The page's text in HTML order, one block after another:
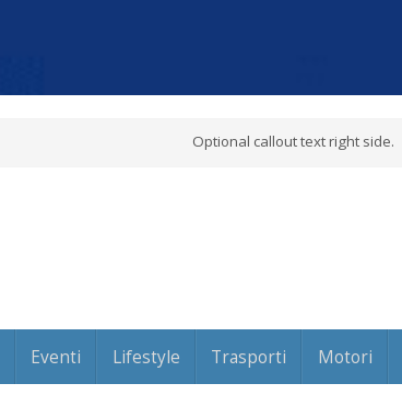
Optional callout text right side.
Eventi Lifestyle Trasporti Motori